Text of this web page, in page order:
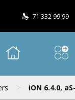
71 332 99 99
> iON 6.4.0,